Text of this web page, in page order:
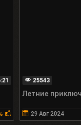
25543
Летние
29 Авг 2024